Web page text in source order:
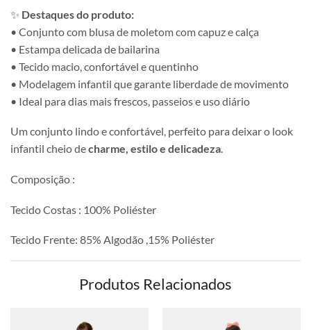
✨ Destaques do produto:
• Conjunto com blusa de moletom com capuz e calça
• Estampa delicada de bailarina
• Tecido macio, confortável e quentinho
• Modelagem infantil que garante liberdade de movimento
• Ideal para dias mais frescos, passeios e uso diário
Um conjunto lindo e confortável, perfeito para deixar o look
infantil cheio decharme, estilo e delicadeza.
Composição :
Tecido Costas : 100% Poliéster
Tecido Frente: 85% Algodão ,15% Poliéster
Produtos Relacionados